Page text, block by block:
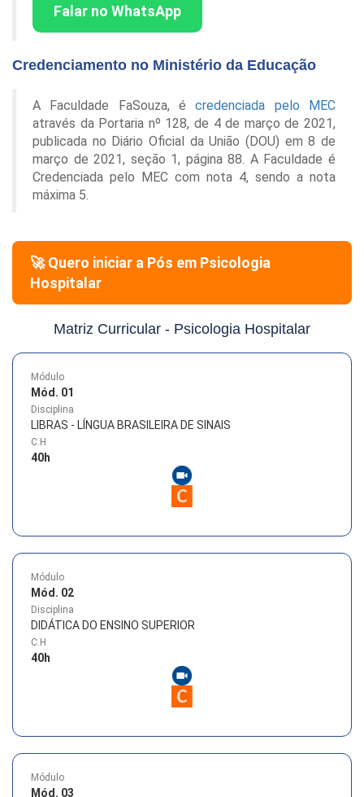
Falar no WhatsApp
Credenciamento no Ministério da Educação
A Faculdade FaSouza, écredenciada pelo MEC
através da Portaria nº 128, de 4 de março de 2021,
publicada no Diário Oficial da União (DOU) em 8 de
março de 2021, seção 1, página 88. A Faculdade é
Credenciada pelo MEC com nota 4, sendo a nota
máxima 5.
🚀 Quero iniciar a Pós em Psicologia
Hospitalar
Matriz Curricular - Psicologia Hospitalar
Módulo
Mód. 01
Disciplina
LIBRAS - LÍNGUA BRASILEIRA DE SINAIS
C.H
40h
Módulo
Mód. 02
Disciplina
DIDÁTICA DO ENSINO SUPERIOR
C.H
40h
Módulo
Mód. 03